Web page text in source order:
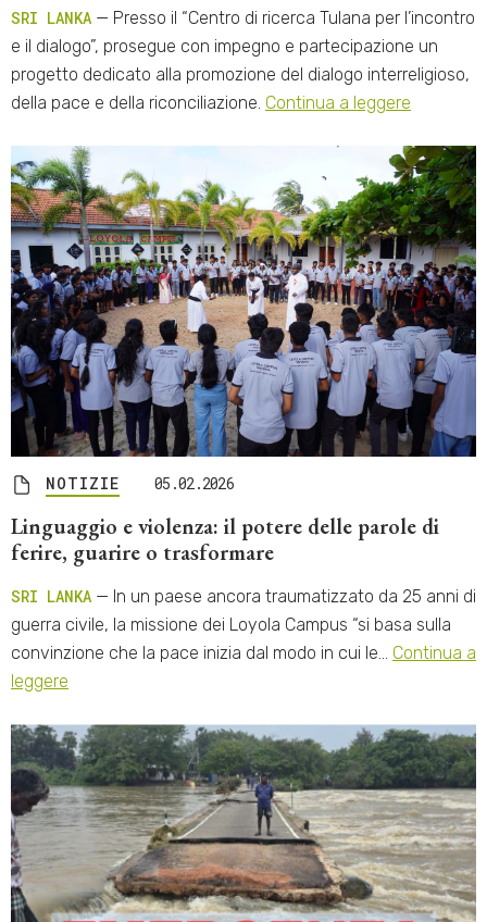
SRI LANKA — Presso il “Centro di ricerca Tulana per l’incontro
e il dialogo”, prosegue con impegno e partecipazione un
progetto dedicato alla promozione del dialogo interreligioso,
della pace e della riconciliazione. Continua a leggere
NOTIZIE 05.02.2026
Linguaggio e violenza: il potere delle parole di
ferire, guarire o trasformare
SRI LANKA — In un paese ancora traumatizzato da 25 anni di
guerra civile, la missione dei Loyola Campus “si basa sulla
convinzione che la pace inizia dal modo in cui le… Continua a
leggere